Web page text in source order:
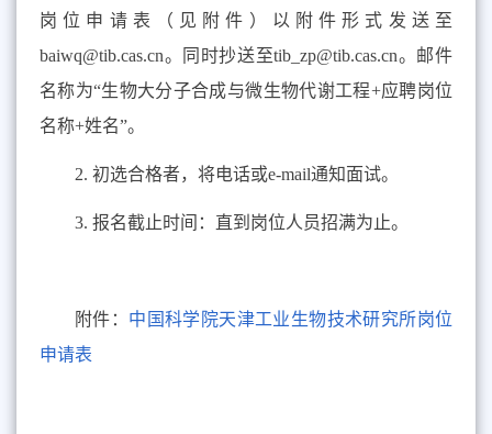
岗位申请表（见附件）以附件形式发送至
baiwq@tib.cas.cn。同时抄送至tib_zp@tib.cas.cn。邮件
名称为“生物大分子合成与微生物代谢工程+应聘岗位
名称+姓名”。
2. 初选合格者，将电话或e-mail通知面试。
3. 报名截止时间：直到岗位人员招满为止。
附件： 中国科学院天津工业生物技术研究所岗位
申请表